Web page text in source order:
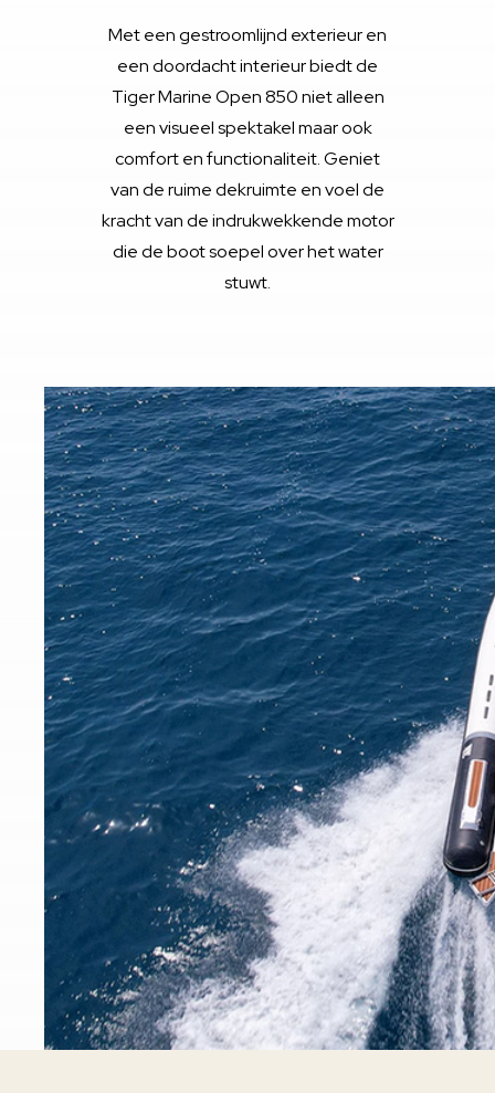
Met een gestroomlijnd exterieur en
een doordacht interieur biedt de
Tiger Marine Open 850 niet alleen
een visueel spektakel maar ook
comfort en functionaliteit. Geniet
van de ruime dekruimte en voel de
kracht van de indrukwekkende motor
die de boot soepel over het water
stuwt.